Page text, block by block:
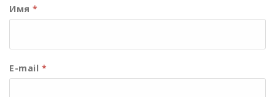
Имя *
E-mail *